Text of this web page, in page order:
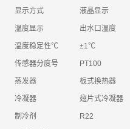
显示方式 液晶显示
温度显示 出水口温度
温度稳定性℃ ±1℃
传感器分度号 PT100
蒸发器 板式换热器
冷凝器 翅片式冷凝器
制冷剂 R22